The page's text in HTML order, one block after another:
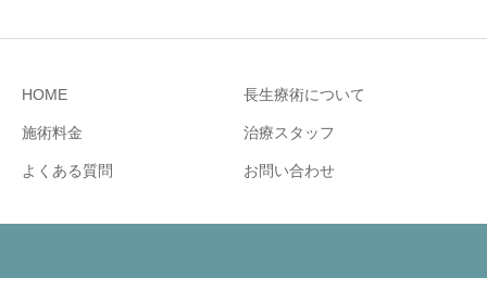
HOME 長生療術について
施術料金 治療スタッフ
よくある質問 お問い合わせ